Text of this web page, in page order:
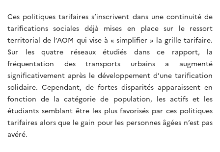
Ces politiques tarifaires s’inscrivent dans une continuité de
tarifications sociales déjà mises en place sur le ressort
territorial de l’AOM qui vise à « simplifier » la grille tarifaire.
Sur les quatre réseaux étudiés dans ce rapport, la
fréquentation des transports urbains a augmenté
significativement après le développement d’une tarification
solidaire. Cependant, de fortes disparités apparaissent en
fonction de la catégorie de population, les actifs et les
étudiants semblant être les plus favorisés par ces politiques
tarifaires alors que le gain pour les personnes âgées n’est pas
avéré.